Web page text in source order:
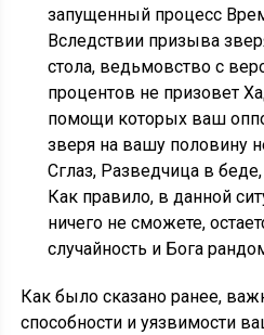
запущенный процесс
Вследствии призыва
стола, ведьмовство с
процентов не призовет
помощи которых ваш
зверя на вашу половину
Сглаз, Разведчица в
Как правило, в данной
ничего не сможете,
случайность и Бога
Как было сказано ранее,
способности и уязвимости